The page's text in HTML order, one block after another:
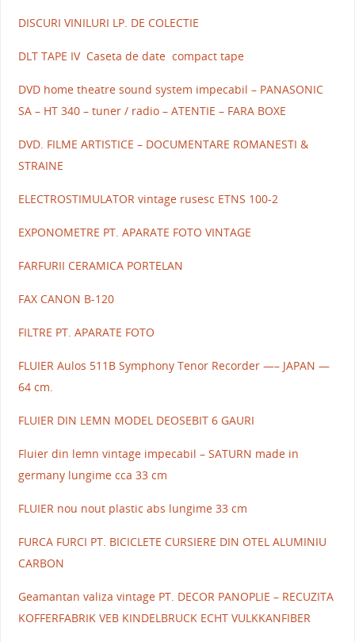
DISCURI VINILURI LP. DE COLECTIE
DLT TAPE IV Caseta de date compact tape
DVD home theatre sound system impecabil – PANASONIC
SA – HT 340 – tuner / radio – ATENTIE – FARA BOXE
DVD. FILME ARTISTICE – DOCUMENTARE ROMANESTI &
STRAINE
ELECTROSTIMULATOR vintage rusesc ETNS 100-2
EXPONOMETRE PT. APARATE FOTO VINTAGE
FARFURII CERAMICA PORTELAN
FAX CANON B-120
FILTRE PT. APARATE FOTO
FLUIER Aulos 511B Symphony Tenor Recorder —– JAPAN —
64 cm.
FLUIER DIN LEMN MODEL DEOSEBIT 6 GAURI
Fluier din lemn vintage impecabil – SATURN made in
germany lungime cca 33 cm
FLUIER nou nout plastic abs lungime 33 cm
FURCA FURCI PT. BICICLETE CURSIERE DIN OTEL ALUMINIU
CARBON
Geamantan valiza vintage PT. DECOR PANOPLIE – RECUZITA
KOFFERFABRIK VEB KINDELBRUCK ECHT VULKKANFIBER